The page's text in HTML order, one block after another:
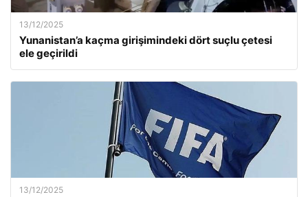
13/12/2025
Yunanistan’a kaçma girişimindeki dört suçlu çetesi
ele geçirildi
13/12/2025